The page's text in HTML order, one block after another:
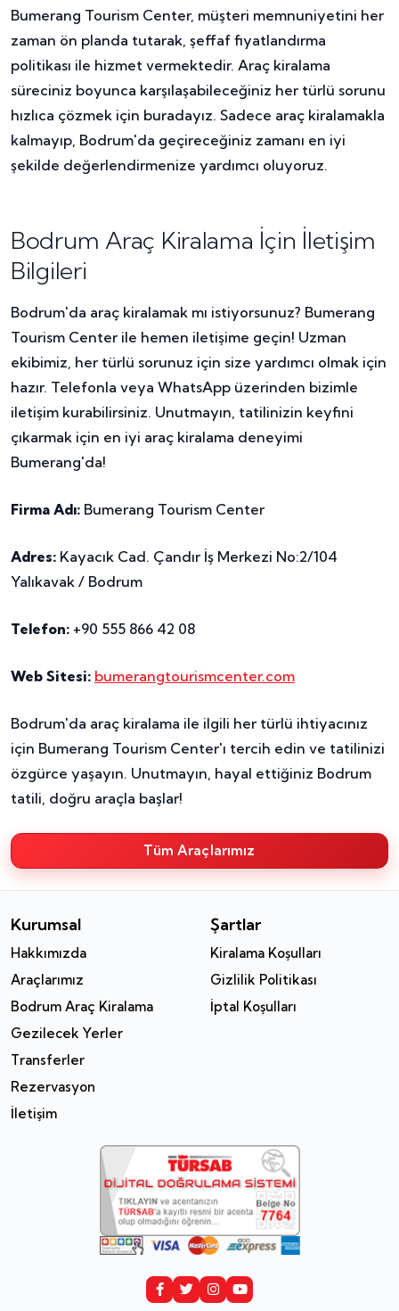
Bumerang Tourism Center, müşteri memnuniyetini her
zaman ön planda tutarak, şeffaf fiyatlandırma
politikası ile hizmet vermektedir. Araç kiralama
süreciniz boyunca karşılaşabileceğiniz her türlü sorunu
hızlıca çözmek için buradayız. Sadece araç kiralamakla
kalmayıp, Bodrum'da geçireceğiniz zamanı en iyi
şekilde değerlendirmenize yardımcı oluyoruz.
Bodrum Araç Kiralama İçin İletişim
Bilgileri
Bodrum'da araç kiralamak mı istiyorsunuz? Bumerang
Tourism Center ile hemen iletişime geçin! Uzman
ekibimiz, her türlü sorunuz için size yardımcı olmak için
hazır. Telefonla veya WhatsApp üzerinden bizimle
iletişim kurabilirsiniz. Unutmayın, tatilinizin keyfini
çıkarmak için en iyi araç kiralama deneyimi
Bumerang'da!
Firma Adı: Bumerang Tourism Center
Adres: Kayacık Cad. Çandır İş Merkezi No:2/104
Yalıkavak / Bodrum
Telefon: +90 555 866 42 08
Web Sitesi: bumerangtourismcenter.com
Bodrum'da araç kiralama ile ilgili her türlü ihtiyacınız
için Bumerang Tourism Center'ı tercih edin ve tatilinizi
özgürce yaşayın. Unutmayın, hayal ettiğiniz Bodrum
tatili, doğru araçla başlar!
Tüm Araçlarımız
Kurumsal
Hakkımızda
Araçlarımız
Bodrum Araç Kiralama
Gezilecek Yerler
Transferler
Rezervasyon
İletişim
Şartlar
Kiralama Koşulları
Gizlilik Politikası
İptal Koşulları